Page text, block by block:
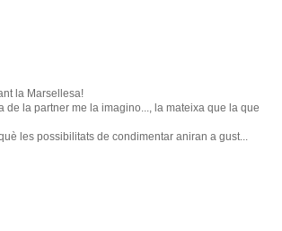
la Marsellesa!
la partner me la imagino..., la mateixa que la que
les possibilitats de condimentar aniran a gust...